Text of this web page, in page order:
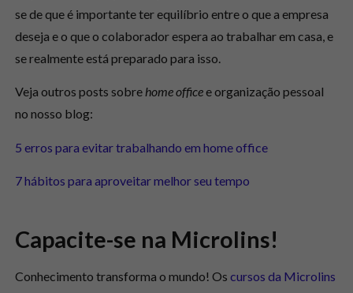
se de que é importante ter equilíbrio entre o que a empresa
deseja e o que o colaborador espera ao trabalhar em casa, e
se realmente está preparado para isso.
Veja outros posts sobre home officee organização pessoal
no nosso blog:
5 erros para evitar trabalhando em home office
7 hábitos para aproveitar melhor seu tempo
Capacite-se na Microlins!
Conhecimento transforma o mundo! Os cursos da Microlins